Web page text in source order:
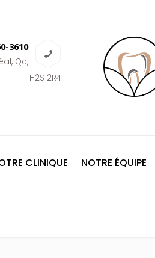
3610
Qc,
H2S 2R4
CLINIQUE NOTRE ÉQUIPE